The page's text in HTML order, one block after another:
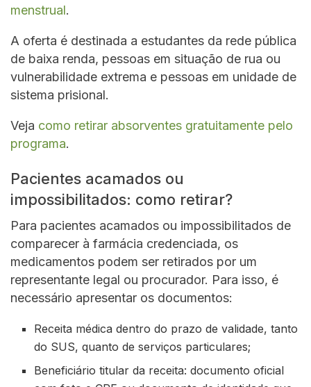
menstrual.
A oferta é destinada a estudantes da rede pública
de baixa renda, pessoas em situação de rua ou
vulnerabilidade extrema e pessoas em unidade de
sistema prisional.
Veja como retirar absorventes gratuitamente pelo
programa.
Pacientes acamados ou
impossibilitados: como retirar?
Para pacientes acamados ou impossibilitados de
comparecer à farmácia credenciada, os
medicamentos podem ser retirados por um
representante legal ou procurador. Para isso, é
necessário apresentar os documentos:
Receita médica dentro do prazo de validade, tanto
do SUS, quanto de serviços particulares;
Beneficiário titular da receita: documento oficial